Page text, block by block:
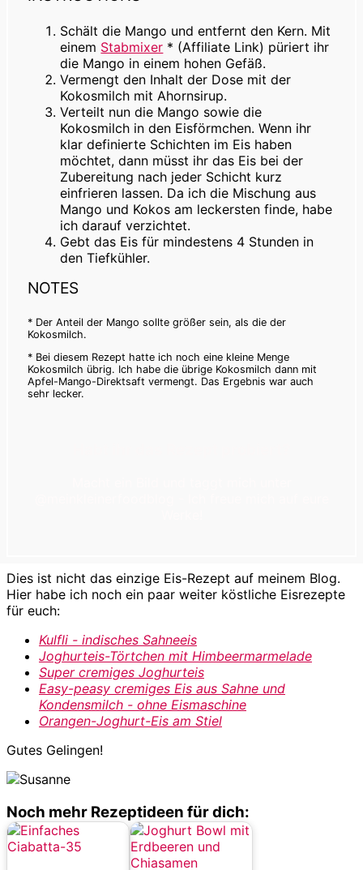
Schält die Mango und entfernt den Kern. Mit
einem Stabmixer * (Affiliate Link) püriert ihr
die Mango in einem hohen Gefäß.
Vermengt den Inhalt der Dose mit der
Kokosmilch mit Ahornsirup.
Verteilt nun die Mango sowie die
Kokosmilch in den Eisförmchen. Wenn ihr
klar definierte Schichten im Eis haben
möchtet, dann müsst ihr das Eis bei der
Zubereitung nach jeder Schicht kurz
einfrieren lassen. Da ich die Mischung aus
Mango und Kokos am leckersten finde, habe
ich darauf verzichtet.
Gebt das Eis für mindestens 4 Stunden in
den Tiefkühler.
NOTES
* Der Anteil der Mango sollte größer sein, als die der
Kokosmilch.
* Bei diesem Rezept hatte ich noch eine kleine Menge
Kokosmilch übrig. Ich habe die übrige Kokosmilch dann mit
Apfel-Mango-Direktsaft vermengt. Das Ergebnis war auch
sehr lecker.
Dies ist nicht das einzige Eis-Rezept auf meinem Blog.
Hier habe ich noch ein paar weiter köstliche Eisrezepte
für euch:
Kulfli - indisches Sahneeis
Joghurteis-Törtchen mit Himbeermarmelade
Super cremiges Joghurteis
Easy-peasy cremiges Eis aus Sahne und
Kondensmilch - ohne Eismaschine
Orangen-Joghurt-Eis am Stiel
Gutes Gelingen!
Noch mehr Rezeptideen für dich: